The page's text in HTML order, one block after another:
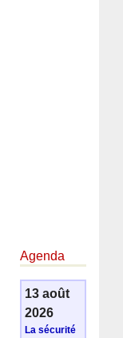
Agenda
13 août
2026
La sécurité